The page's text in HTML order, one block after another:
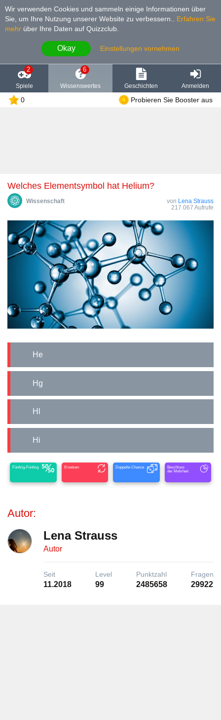
Wir verwenden Cookies und sammeln einige Informationen über
Sie, um Ihre Nutzung unserer Website zu verbessern.
Erfahren Sie
mehr über Ihre Daten auf Quizzclub.
Okay Einstellungen vornehmen
2
Spiele
6
Wissenswertes Geschichten Anmelden
0 Probieren Sie Booster aus
Welches Elementsymbol hat Helium?
Wissenschaft von Lena Strauss
217.067 Aufrufe
He
Hg
Hi
Fünfzig-Fünfzig Ersetzen Doppelte Chance
Beschluss
der Mehrheit
Autor:
Lena Strauss
Autor
Seit
11.2018
Level
99
Punktzahl
2485658
Fragen
29922